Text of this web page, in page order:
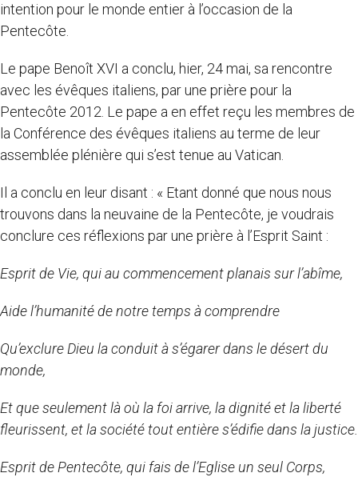
intention pour le monde entier à l’occasion de la
Pentecôte.
Le pape Benoît XVI a conclu, hier, 24 mai, sa rencontre
avec les évêques italiens, par une prière pour la
Pentecôte 2012. Le pape a en effet reçu les membres de
la Conférence des évêques italiens au terme de leur
assemblée plénière qui s’est tenue au Vatican.
Il a conclu en leur disant : « Etant donné que nous nous
trouvons dans la neuvaine de la Pentecôte, je voudrais
conclure ces réflexions par une prière à l’Esprit Saint :
Esprit de Vie, qui au commencement planais sur l’abîme,
Aide l’humanité de notre temps à comprendre
Qu’exclure Dieu la conduit à s’égarer dans le désert du
monde,
Et que seulement là où la foi arrive, la dignité et la liberté
fleurissent, et la société tout entière s’édifie dans la justice.
Esprit de Pentecôte, qui fais de l’Eglise un seul Corps,